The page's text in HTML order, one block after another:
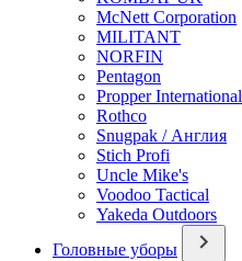
McNett Corporation
MILITANT
NORFIN
Pentagon
Propper International
Rothco
Snugpak / Англия
Stich Profi
Uncle Mike's
Voodoo Tactical
Yakeda Outdoors
Головные уборы